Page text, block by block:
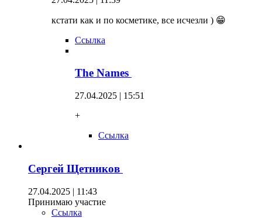
кстати как и по косметике, все исчезли ) 😁
Ссылка
The Names
27.04.2025 | 15:51
+
Ссылка
Сергей Щетников
27.04.2025 | 11:43
Принимаю участие
Ссылка